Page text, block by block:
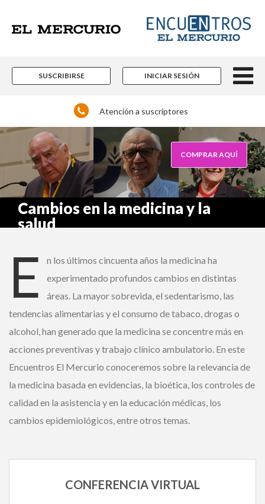
SUSCRIBIRSE INICIAR SESIÓN
Atención a suscriptores
COMPRAR AQUÍ
Cambios en la medicina y la
salud
E
n los últimos cincuenta años la medicina ha
experimentado profundos cambios en distintas
áreas. La mayor sobrevida, el sedentarismo, las
tendencias alimentarias y el consumo de tabaco, drogas o
alcohol, han generado que la medicina se concentre más en
acciones preventivas y trabajo clínico ambulatorio. En este
Encuentros El Mercurio conoceremos sobre la relevancia
de la medicina basada en evidencias, la bioética, los
controles de calidad en la asistencia y en la educación
médicas, los cambios epidemiológicos, entre otros temas.
CONFERENCIA VIRTUAL
Suscríbase y continúe
×
hacer nacional e internacional que están
marcando pauta en las más diversas áreas
del conocimiento.
Contenidos editoriales, periodísticos y
culturales en múltiples disciplinas.
Si ya es suscriptor de Encuentros El Mercurio:
Ingrese acá
¿Olvidó su contraseña?
Encuentros El Mercurio ?
Suscríbase